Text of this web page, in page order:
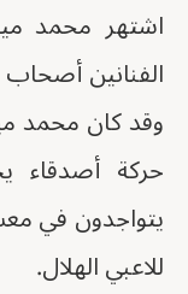
اشتهر محمد
الفنانين أصحاب
وقد كان محمد
حركة أصدقاء
يتواجدون في
للاعبي الهلال.